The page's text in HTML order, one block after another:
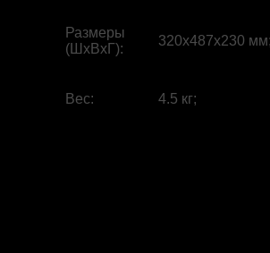
Размеры
(ШхВхГ):
320x487x230 мм;
Вес: 4.5 кг;